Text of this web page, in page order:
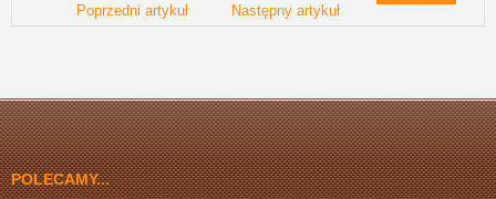
Poprzedni artykuł Następny artykuł
POLECAMY...